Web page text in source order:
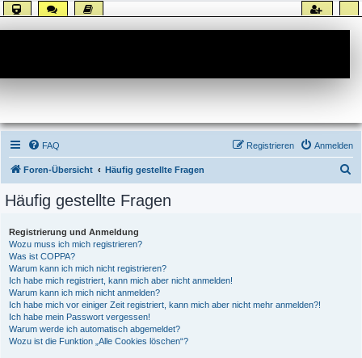
FAQ Anmelden
Registrieren
Foren-Übersicht Häufig gestellte Fragen
Häufig gestellte Fragen
Registrierung und Anmeldung
Wozu muss ich mich registrieren?
Was ist COPPA?
Warum kann ich mich nicht registrieren?
Ich habe mich registriert, kann mich aber nicht anmelden!
Warum kann ich mich nicht anmelden?
Ich habe mich vor einiger Zeit registriert, kann mich aber nicht mehr anmelden?!
Ich habe mein Passwort vergessen!
Warum werde ich automatisch abgemeldet?
Wozu ist die Funktion „Alle Cookies löschen“?